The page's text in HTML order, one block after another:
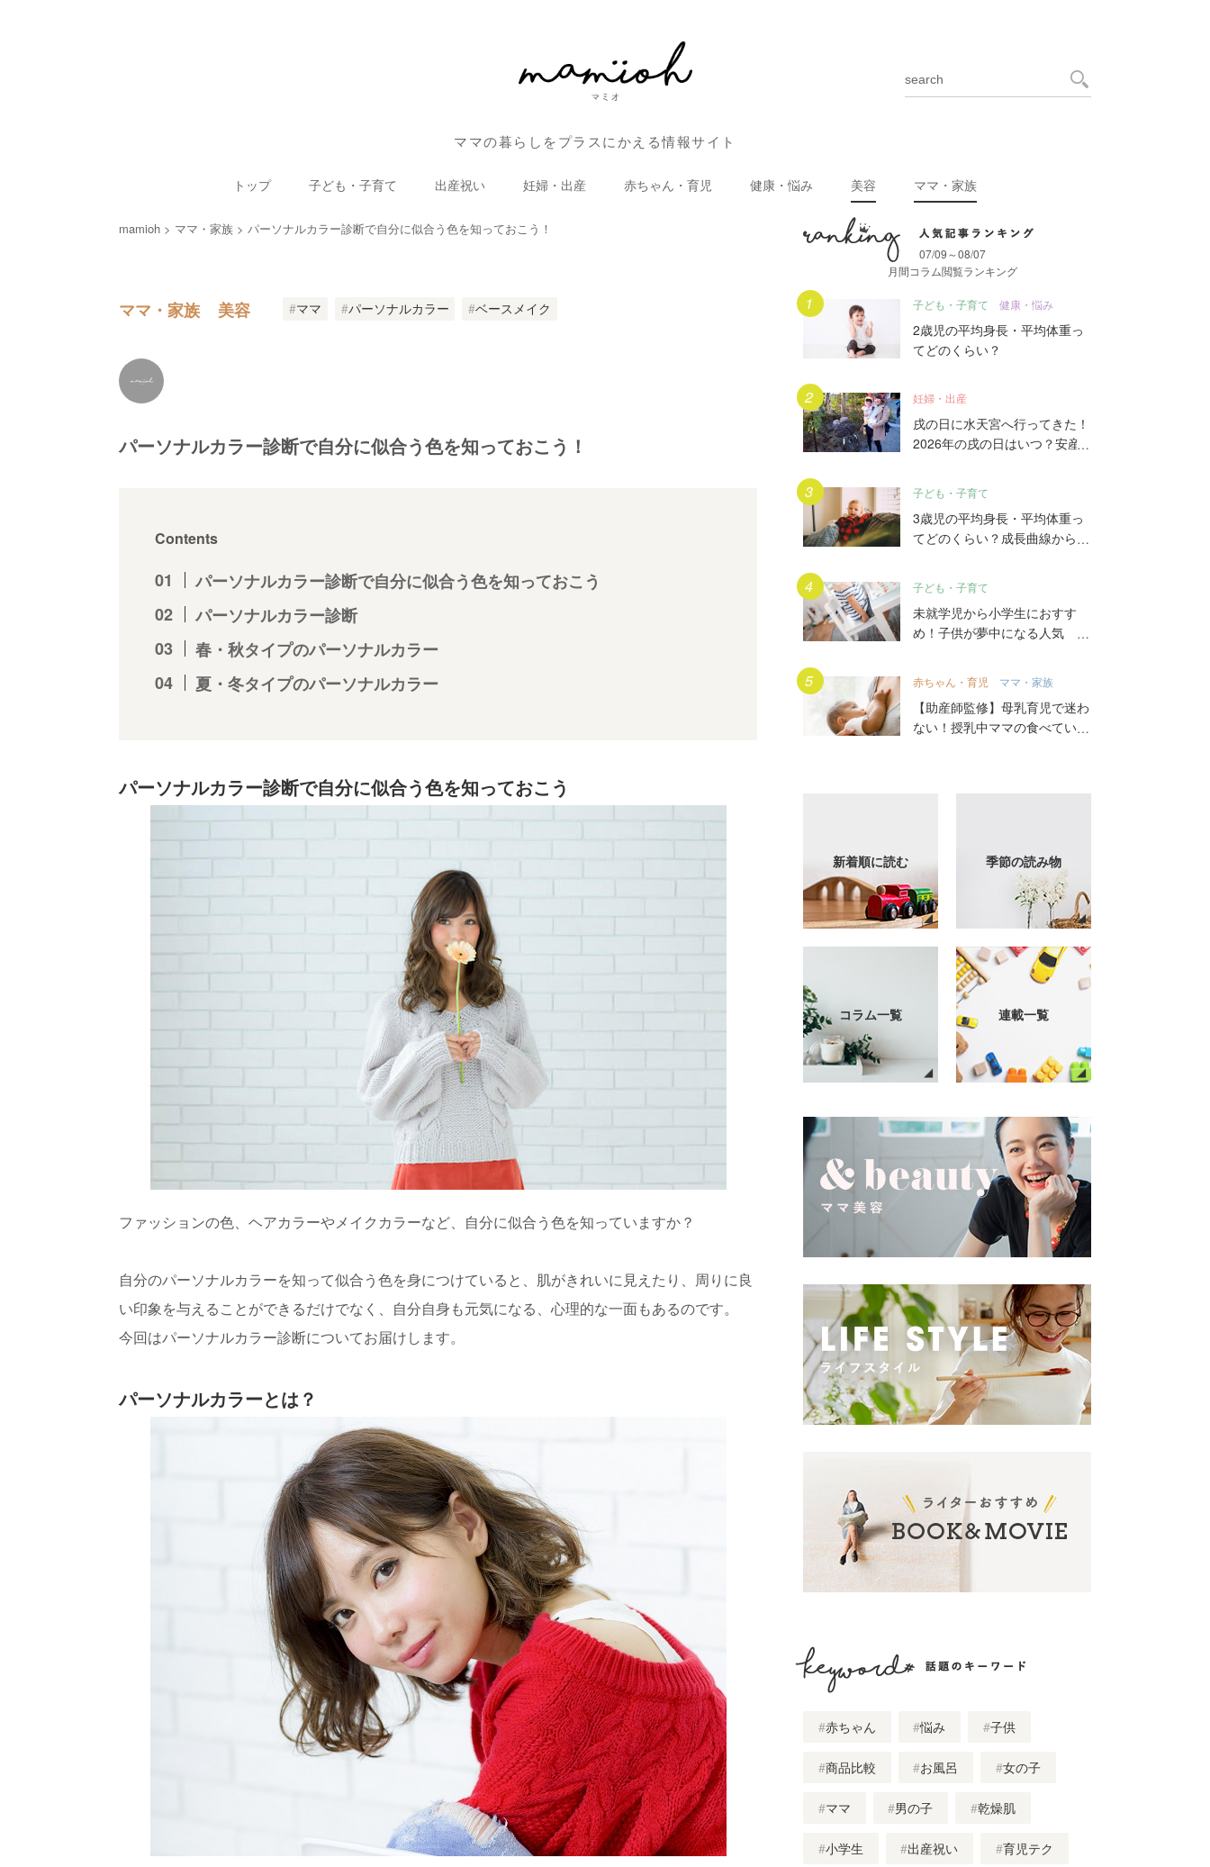
ママの暮らしをプラスにかえる情報サイト
トップ 子ども・子育て 出産祝い 妊婦・出産 赤ちゃん・育児 健康・悩み 美容 ママ・家族
mamioh ママ・家族 パーソナルカラー診断で自分に似合う色を知っておこう！
ママ・家族 美容 ママ パーソナルカラー ベースメイク
パーソナルカラー診断で自分に似合う色を知っておこう！
Contents
パーソナルカラー診断で自分に似合う色を知っておこう
パーソナルカラー診断
春・秋タイプのパーソナルカラー
夏・冬タイプのパーソナルカラー
パーソナルカラー診断で自分に似合う色を知っておこう
ファッションの色、ヘアカラーやメイクカラーなど、自分に似合う色を知っていますか？
自分のパーソナルカラーを知って似合う色を身につけていると、肌がきれいに見えたり、周りに良
い印象を与えることができるだけでなく、自分自身も元気になる、心理的な一面もあるのです。
今回はパーソナルカラー診断についてお届けします。
パーソナルカラーとは？
月間人気記事ランキング
07/09～08/07
月間コラム閲覧ランキング
子ども・子育て 健康・悩み
2歳児の平均身長・平均体重っ
てどのくらい？
妊婦・出産
戌の日に水天宮へ行ってきた！
2026年の戌の日はいつ？安産
写真で大公開。
子ども・子育て
3歳児の平均身長・平均体重っ
てどのくらい？成長曲線からは
子ども・子育て
未就学児から小学生におすす
め！子供が夢中になる人気
赤ちゃん・育児 ママ・家族
【助産師監修】母乳育児で迷わ
ない！授乳中ママの食べていい
新着順に読む 季節の読み物
コラム一覧 連載一覧
赤ちゃん 悩み 子供
商品比較 お風呂 女の子
ママ 男の子 乾燥肌
小学生 出産祝い 育児テク